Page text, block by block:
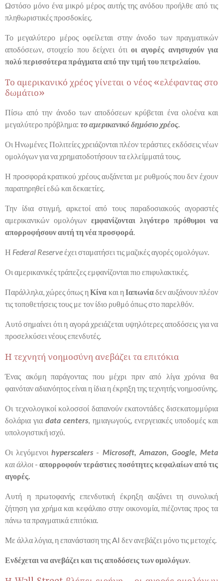
Ωστόσο μόνο ένα μικρό μέρος αυτής της ανόδου προήλθε από τις
πληθωριστικές προσδοκίες.
Το μεγαλύτερο μέρος οφείλεται στην άνοδο των πραγματικών
αποδόσεων, στοιχείο που δείχνει ότι οι αγορές ανησυχούν για
πολύ περισσότερα πράγματα από την τιμή του πετρελαίου.
Το αμερικανικό χρέος γίνεται ο νέος «ελέφαντας στο
δωμάτιο»
Πίσω από την άνοδο των αποδόσεων κρύβεται ένα ολοένα και
μεγαλύτερο πρόβλημα: το αμερικανικό δημόσιο χρέος.
Οι Ηνωμένες Πολιτείες χρειάζονται πλέον τεράστιες εκδόσεις νέων
ομολόγων για να χρηματοδοτήσουν τα ελλείμματά τους.
Η προσφορά κρατικού χρέους αυξάνεται με ρυθμούς που δεν έχουν
παρατηρηθεί εδώ και δεκαετίες.
Την ίδια στιγμή, αρκετοί από τους παραδοσιακούς αγοραστές
αμερικανικών ομολόγων εμφανίζονται λιγότερο πρόθυμοι να
απορροφήσουν αυτή τη νέα προσφορά.
Η Federal Reserveέχει σταματήσει τις μαζικές αγορές ομολόγων.
Οι αμερικανικές τράπεζες εμφανίζονται πιο επιφυλακτικές.
Παράλληλα, χώρες όπως ηΚίνα και ηΙαπωνίαδεν αυξάνουν πλέον
τις τοποθετήσεις τους με τον ίδιο ρυθμό όπως στο παρελθόν.
Αυτό σημαίνει ότι η αγορά χρειάζεται υψηλότερες αποδόσεις για να
προσελκύσει νέους επενδυτές.
Η τεχνητή νοημοσύνη ανεβάζει τα επιτόκια
Ένας ακόμη παράγοντας που μέχρι πριν από λίγα χρόνια θα
φαινόταν αδιανόητος είναι η ίδια η έκρηξη της τεχνητής νοημοσύνης.
Οι τεχνολογικοί κολοσσοί δαπανούν εκατοντάδες δισεκατομμύρια
δολάρια γιαdata centers, ημιαγωγούς, ενεργειακές υποδομές και
υπολογιστική ισχύ.
Οι λεγόμενοιhyperscalers - Microsoft, Amazon, Google, Meta
και άλλοι - απορροφούν τεράστιες ποσότητες κεφαλαίων από τις
αγορές.
Αυτή η πρωτοφανής επενδυτική έκρηξη αυξάνει τη συνολική
ζήτηση για χρήμα και κεφάλαιο στην οικονομία, πιέζοντας προς τα
πάνω τα πραγματικά επιτόκια.
Με άλλα λόγια, η επανάσταση της AI δεν ανεβάζει μόνο τις μετοχές.
Ενδέχεται να ανεβάζει και τις αποδόσεις των ομολόγων.